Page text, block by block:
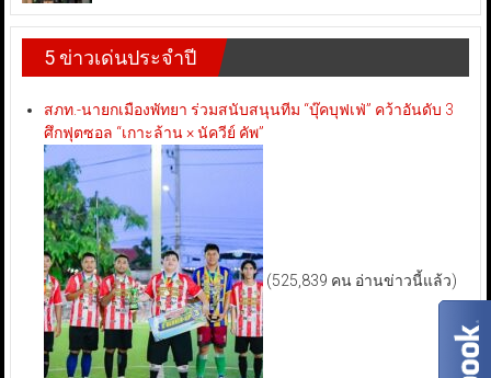
5 ข่าวเด่นประจำปี
สภท.-นายกเมืองพัทยา ร่วมสนับสนุนทีม “บุ๊คบุฟเฟ่” คว้าอันดับ 3
ศึกฟุตซอล “เกาะล้าน × นัควีย์ คัพ”
(525,839 คน อ่านข่าวนี้แล้ว)